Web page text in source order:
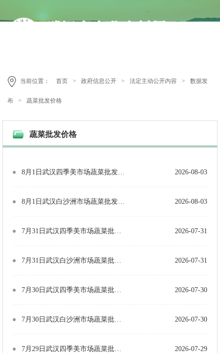
当前位置： 首页 > 政府信息公开 > 法定主动公开内容 > 数据发
布 > 蔬菜批发价格
蔬菜批发价格
2026-08-03
2026-08-03
2026-07-31
2026-07-31
2026-07-30
2026-07-30
2026-07-29